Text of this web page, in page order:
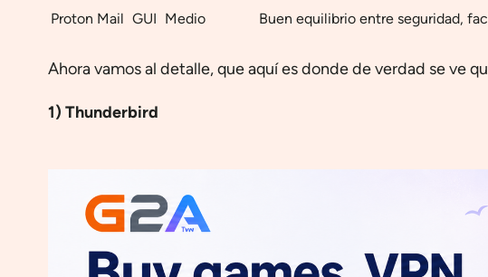
Proton Mail GUI Medio Buen equilibrio entre seguridad,
Ahora vamos al detalle, que aquí es donde de verdad se ve
1) Thunderbird